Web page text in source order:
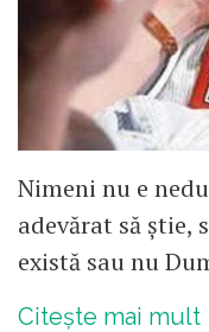
Nimeni nu e
adevărat să știe,
există sau nu
Citește mai mult